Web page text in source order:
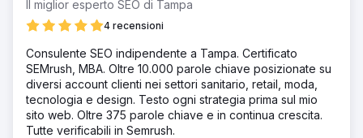
Il miglior esperto SEO di Tampa
4 recensioni
Consulente SEO indipendente a Tampa. Certificato
SEMrush, MBA. Oltre 10.000 parole chiave posizionate su
diversi account clienti nei settori sanitario, retail, moda,
tecnologia e design. Testo ogni strategia prima sul mio
sito web. Oltre 375 parole chiave e in continua crescita.
Tutte verificabili in Semrush.